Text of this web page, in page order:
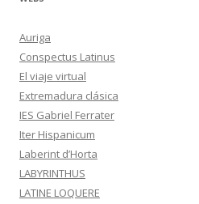
Auriga
Conspectus Latinus
El viaje virtual
Extremadura clásica
IES Gabriel Ferrater
Iter Hispanicum
Laberint d’Horta
LABYRINTHUS
LATINE LOQUERE